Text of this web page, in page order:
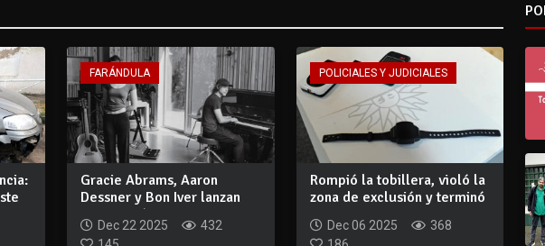
FARÁNDULA
Gracie Abrams, Aaron
Dessner y Bon Iver lanzan
una canción p...
Dec 22 2025
432
POLICIALES Y JUDICIALES
Rompió la tobillera, violó la
zona de exclusión y terminó
Dec 06 2025
368